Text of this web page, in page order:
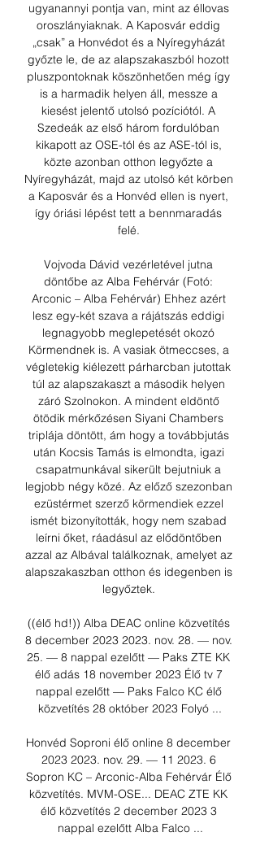
ugyanannyi pontja van, mint az éllovas
oroszlányiaknak. A Kaposvár eddig
„csak” a Honvédot és a Nyíregyházát
győzte le, de az alapszakaszból hozott
pluszpontoknak köszönhetően még így
is a harmadik helyen áll, messze a
kiesést jelentő utolsó pozíciótól. A
Szedeák az első három fordulóban
kikapott az OSE-tól és az ASE-tól is,
közte azonban otthon legyőzte a
Nyíregyházát, majd az utolsó két körben
a Kaposvár és a Honvéd ellen is nyert,
így óriási lépést tett a bennmaradás
felé.
Vojvoda Dávid vezérletével jutna
döntőbe az Alba Fehérvár (Fotó:
Arconic – Alba Fehérvár) Ehhez azért
lesz egy-két szava a rájátszás eddigi
legnagyobb meglepetését okozó
Körmendnek is. A vasiak ötmeccses, a
végletekig kiélezett párharcban jutottak
túl az alapszakaszt a második helyen
záró Szolnokon. A mindent eldöntő
ötödik mérkőzésen Siyani Chambers
triplája döntött, ám hogy a továbbjutás
után Kocsis Tamás is elmondta, igazi
csapatmunkával sikerült bejutniuk a
legjobb négy közé. Az előző szezonban
ezüstérmet szerző körmendiek ezzel
ismét bizonyították, hogy nem szabad
leírni őket, ráadásul az elődöntőben
azzal az Albával találkoznak, amelyet az
alapszakaszban otthon és idegenben is
legyőztek.
((élő hd!)) Alba DEAC online közvetítés
8 december 2023 2023. nov. 28. — nov.
25. — 8 nappal ezelőtt — Paks ZTE KK
élő adás 18 november 2023 Élő tv 7
nappal ezelőtt — Paks Falco KC élő
közvetítés 28 október 2023 Folyó ...
Honvéd Soproni élő online 8 december
2023 2023. nov. 29. — 11 2023. 6
Sopron KC – Arconic-Alba Fehérvár Élő
közvetítés. MVM-OSE... DEAC ZTE KK
élő közvetítés 2 december 2023 3
nappal ezelőtt Alba Falco ...